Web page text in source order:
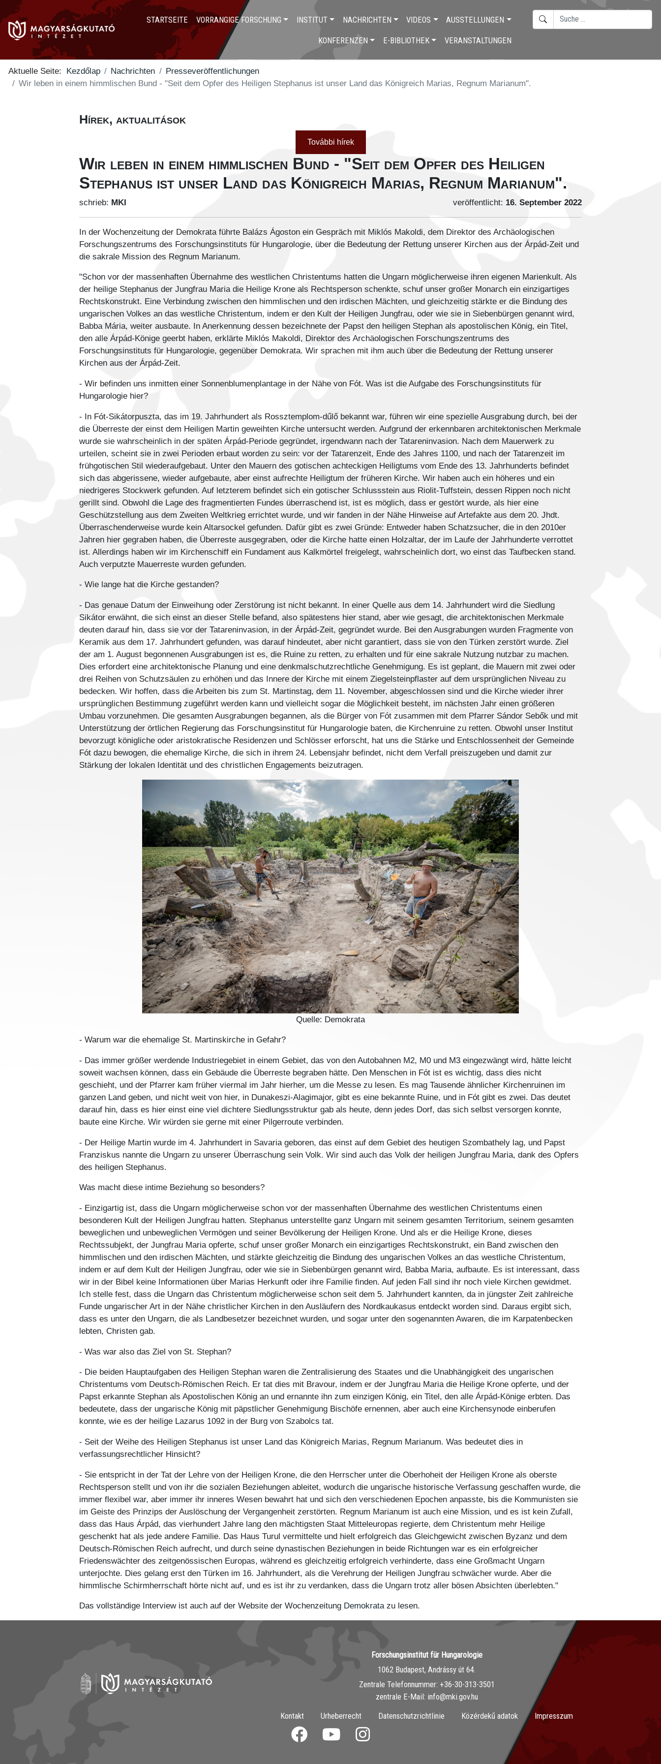
STARTSEITE VORRANGIGE FORSCHUNG INSTITUT NACHRICHTEN VIDEOS AUSSTELLUNGEN
KONFERENZEN E-BIBLIOTHEK VERANSTALTUNGEN
SUCHEN
Aktuelle Seite: Kezdőlap Nachrichten
Presseveröffentlichungen
Wir leben in einem himmlischen Bund - "Seit dem Opfer des Heiligen Stephanus ist unser Land das Königreich Marias, Regnum Marianum".
Hírek, aktualitások
További hírek
Wir leben in einem himmlischen Bund - "Seit dem Opfer des Heiligen
Stephanus ist unser Land das Königreich Marias, Regnum Marianum".
schrieb: MKI veröffentlicht: 16. September 2022
In der Wochenzeitung der Demokrata führte Balázs Ágoston ein Gespräch mit Miklós Makoldi, dem Direktor des Archäologischen
Forschungszentrums des Forschungsinstituts für Hungarologie, über die Bedeutung der Rettung unserer Kirchen aus der Árpád-Zeit und
die sakrale Mission des Regnum Marianum.
"Schon vor der massenhaften Übernahme des westlichen Christentums hatten die Ungarn möglicherweise ihren eigenen Marienkult. Als
der heilige Stephanus der Jungfrau Maria die Heilige Krone als Rechtsperson schenkte, schuf unser großer Monarch ein einzigartiges
Rechtskonstrukt. Eine Verbindung zwischen den himmlischen und den irdischen Mächten, und gleichzeitig stärkte er die Bindung des
ungarischen Volkes an das westliche Christentum, indem er den Kult der Heiligen Jungfrau, oder wie sie in Siebenbürgen genannt wird,
Babba Mária, weiter ausbaute. In Anerkennung dessen bezeichnete der Papst den heiligen Stephan als apostolischen König, ein Titel,
den alle Árpád-Könige geerbt haben, erklärte Miklós Makoldi, Direktor des Archäologischen Forschungszentrums des
Forschungsinstituts für Hungarologie, gegenüber Demokrata. Wir sprachen mit ihm auch über die Bedeutung der Rettung unserer
Kirchen aus der Árpád-Zeit.
- Wir befinden uns inmitten einer Sonnenblumenplantage in der Nähe von Fót. Was ist die Aufgabe des Forschungsinstituts für
Hungarologie hier?
- In Fót-Sikátorpuszta, das im 19. Jahrhundert als Rossztemplom-dűlő bekannt war, führen wir eine spezielle Ausgrabung durch, bei der
die Überreste der einst dem Heiligen Martin geweihten Kirche untersucht werden. Aufgrund der erkennbaren architektonischen Merkmale
wurde sie wahrscheinlich in der späten Árpád-Periode gegründet, irgendwann nach der Tatareninvasion. Nach dem Mauerwerk zu
urteilen, scheint sie in zwei Perioden erbaut worden zu sein: vor der Tatarenzeit, Ende des Jahres 1100, und nach der Tatarenzeit im
frühgotischen Stil wiederaufgebaut. Unter den Mauern des gotischen achteckigen Heiligtums vom Ende des 13. Jahrhunderts befindet
sich das abgerissene, wieder aufgebaute, aber einst aufrechte Heiligtum der früheren Kirche. Wir haben auch ein höheres und ein
niedrigeres Stockwerk gefunden. Auf letzterem befindet sich ein gotischer Schlussstein aus Riolit-Tuffstein, dessen Rippen noch nicht
gerillt sind. Obwohl die Lage des fragmentierten Fundes überraschend ist, ist es möglich, dass er gestört wurde, als hier eine
Geschützstellung aus dem Zweiten Weltkrieg errichtet wurde, und wir fanden in der Nähe Hinweise auf Artefakte aus dem 20. Jhdt.
Überraschenderweise wurde kein Altarsockel gefunden. Dafür gibt es zwei Gründe: Entweder haben Schatzsucher, die in den 2010er
Jahren hier gegraben haben, die Überreste ausgegraben, oder die Kirche hatte einen Holzaltar, der im Laufe der Jahrhunderte verrottet
ist. Allerdings haben wir im Kirchenschiff ein Fundament aus Kalkmörtel freigelegt, wahrscheinlich dort, wo einst das Taufbecken stand.
Auch verputzte Mauerreste wurden gefunden.
- Wie lange hat die Kirche gestanden?
- Das genaue Datum der Einweihung oder Zerstörung ist nicht bekannt. In einer Quelle aus dem 14. Jahrhundert wird die Siedlung
Sikátor erwähnt, die sich einst an dieser Stelle befand, also spätestens hier stand, aber wie gesagt, die architektonischen Merkmale
deuten darauf hin, dass sie vor der Tatareninvasion, in der Árpád-Zeit, gegründet wurde. Bei den Ausgrabungen wurden Fragmente von
Keramik aus dem 17. Jahrhundert gefunden, was darauf hindeutet, aber nicht garantiert, dass sie von den Türken zerstört wurde. Ziel
der am 1. August begonnenen Ausgrabungen ist es, die Ruine zu retten, zu erhalten und für eine sakrale Nutzung nutzbar zu machen.
Dies erfordert eine architektonische Planung und eine denkmalschutzrechtliche Genehmigung. Es ist geplant, die Mauern mit zwei oder
drei Reihen von Schutzsäulen zu erhöhen und das Innere der Kirche mit einem Ziegelsteinpflaster auf dem ursprünglichen Niveau zu
bedecken. Wir hoffen, dass die Arbeiten bis zum St. Martinstag, dem 11. November, abgeschlossen sind und die Kirche wieder ihrer
ursprünglichen Bestimmung zugeführt werden kann und vielleicht sogar die Möglichkeit besteht, im nächsten Jahr einen größeren
Umbau vorzunehmen. Die gesamten Ausgrabungen begannen, als die Bürger von Fót zusammen mit dem Pfarrer Sándor Sebők und mit
Unterstützung der örtlichen Regierung das Forschungsinstitut für Hungarologie baten, die Kirchenruine zu retten. Obwohl unser Institut
bevorzugt königliche oder aristokratische Residenzen und Schlösser erforscht, hat uns die Stärke und Entschlossenheit der Gemeinde
Fót dazu bewogen, die ehemalige Kirche, die sich in ihrem 24. Lebensjahr befindet, nicht dem Verfall preiszugeben und damit zur
Stärkung der lokalen Identität und des christlichen Engagements beizutragen.
Quelle: Demokrata
- Warum war die ehemalige St. Martinskirche in Gefahr?
- Das immer größer werdende Industriegebiet in einem Gebiet, das von den Autobahnen M2, M0 und M3 eingezwängt wird, hätte leicht
soweit wachsen können, dass ein Gebäude die Überreste begraben hätte. Den Menschen in Fót ist es wichtig, dass dies nicht
geschieht, und der Pfarrer kam früher viermal im Jahr hierher, um die Messe zu lesen. Es mag Tausende ähnlicher Kirchenruinen im
ganzen Land geben, und nicht weit von hier, in Dunakeszi-Alagimajor, gibt es eine bekannte Ruine, und in Fót gibt es zwei. Das deutet
darauf hin, dass es hier einst eine viel dichtere Siedlungsstruktur gab als heute, denn jedes Dorf, das sich selbst versorgen konnte,
baute eine Kirche. Wir würden sie gerne mit einer Pilgerroute verbinden.
- Der Heilige Martin wurde im 4. Jahrhundert in Savaria geboren, das einst auf dem Gebiet des heutigen Szombathely lag, und Papst
Franziskus nannte die Ungarn zu unserer Überraschung sein Volk. Wir sind auch das Volk der heiligen Jungfrau Maria, dank des Opfers
des heiligen Stephanus.
Was macht diese intime Beziehung so besonders?
- Einzigartig ist, dass die Ungarn möglicherweise schon vor der massenhaften Übernahme des westlichen Christentums einen
besonderen Kult der Heiligen Jungfrau hatten. Stephanus unterstellte ganz Ungarn mit seinem gesamten Territorium, seinem gesamten
beweglichen und unbeweglichen Vermögen und seiner Bevölkerung der Heiligen Krone. Und als er die Heilige Krone, dieses
Rechtssubjekt, der Jungfrau Maria opferte, schuf unser großer Monarch ein einzigartiges Rechtskonstrukt, ein Band zwischen den
himmlischen und den irdischen Mächten, und stärkte gleichzeitig die Bindung des ungarischen Volkes an das westliche Christentum,
indem er auf dem Kult der Heiligen Jungfrau, oder wie sie in Siebenbürgen genannt wird, Babba Maria, aufbaute. Es ist interessant, dass
wir in der Bibel keine Informationen über Marias Herkunft oder ihre Familie finden. Auf jeden Fall sind ihr noch viele Kirchen gewidmet.
Ich stelle fest, dass die Ungarn das Christentum möglicherweise schon seit dem 5. Jahrhundert kannten, da in jüngster Zeit zahlreiche
Funde ungarischer Art in der Nähe christlicher Kirchen in den Ausläufern des Nordkaukasus entdeckt worden sind. Daraus ergibt sich,
dass es unter den Ungarn, die als Landbesetzer bezeichnet wurden, und sogar unter den sogenannten Awaren, die im Karpatenbecken
lebten, Christen gab.
- Was war also das Ziel von St. Stephan?
- Die beiden Hauptaufgaben des Heiligen Stephan waren die Zentralisierung des Staates und die Unabhängigkeit des ungarischen
Christentums vom Deutsch-Römischen Reich. Er tat dies mit Bravour, indem er der Jungfrau Maria die Heilige Krone opferte, und der
Papst erkannte Stephan als Apostolischen König an und ernannte ihn zum einzigen König, ein Titel, den alle Árpád-Könige erbten. Das
bedeutete, dass der ungarische König mit päpstlicher Genehmigung Bischöfe ernennen, aber auch eine Kirchensynode einberufen
konnte, wie es der heilige Lazarus 1092 in der Burg von Szabolcs tat.
- Seit der Weihe des Heiligen Stephanus ist unser Land das Königreich Marias, Regnum Marianum. Was bedeutet dies in
verfassungsrechtlicher Hinsicht?
- Sie entspricht in der Tat der Lehre von der Heiligen Krone, die den Herrscher unter die Oberhoheit der Heiligen Krone als oberste
Rechtsperson stellt und von ihr die sozialen Beziehungen ableitet, wodurch die ungarische historische Verfassung geschaffen wurde, die
immer flexibel war, aber immer ihr inneres Wesen bewahrt hat und sich den verschiedenen Epochen anpasste, bis die Kommunisten sie
im Geiste des Prinzips der Auslöschung der Vergangenheit zerstörten. Regnum Marianum ist auch eine Mission, und es ist kein Zufall,
dass das Haus Árpád, das vierhundert Jahre lang den mächtigsten Staat Mitteleuropas regierte, dem Christentum mehr Heilige
geschenkt hat als jede andere Familie. Das Haus Turul vermittelte und hielt erfolgreich das Gleichgewicht zwischen Byzanz und dem
Deutsch-Römischen Reich aufrecht, und durch seine dynastischen Beziehungen in beide Richtungen war es ein erfolgreicher
Friedenswächter des zeitgenössischen Europas, während es gleichzeitig erfolgreich verhinderte, dass eine Großmacht Ungarn
unterjochte. Dies gelang erst den Türken im 16. Jahrhundert, als die Verehrung der Heiligen Jungfrau schwächer wurde. Aber die
himmlische Schirmherrschaft hörte nicht auf, und es ist ihr zu verdanken, dass die Ungarn trotz aller bösen Absichten überlebten."
Das vollständige Interview ist auch auf der Website der Wochenzeitung Demokratazu lesen.
Forschungsinstitut für Hungarologie
1062 Budapest, Andrássy út 64.
Zentrale Telefonnummer: ‭+36-30-313-3501
zentrale E-Mail: info@mki.gov.hu
Kontakt Urheberrecht Datenschutzrichtlinie Közérdekű adatok Impresszum